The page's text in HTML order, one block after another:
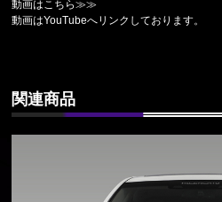
動画はこちら≫≫
動画はYouTubeへリンクしております。
関連商品